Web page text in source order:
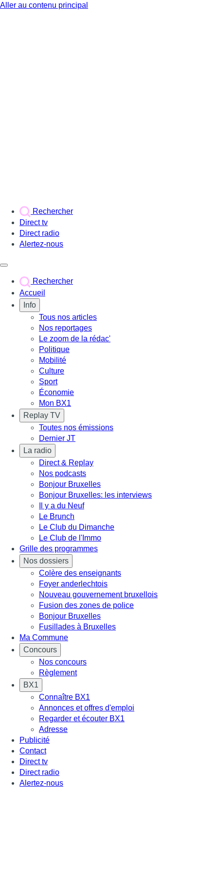
Aller au contenu principal
Rechercher
Direct tv
Direct radio
Alertez-nous
Rechercher
Accueil
Info
Tous nos articles
Nos reportages
Le zoom de la rédac'
Politique
Mobilité
Culture
Sport
Économie
Mon BX1
Replay TV
Toutes nos émissions
Dernier JT
La radio
Direct & Replay
Nos podcasts
Bonjour Bruxelles
Bonjour Bruxelles: les interviews
Il y a du Neuf
Le Brunch
Le Club du Dimanche
Le Club de l'Immo
Grille des programmes
Nos dossiers
Colère des enseignants
Foyer anderlechtois
Nouveau gouvernement bruxellois
Fusion des zones de police
Bonjour Bruxelles
Fusillades à Bruxelles
Ma Commune
Concours
Nos concours
Règlement
BX1
Connaître BX1
Annonces et offres d'emploi
Regarder et écouter BX1
Adresse
Publicité
Contact
Direct tv
Direct radio
Alertez-nous